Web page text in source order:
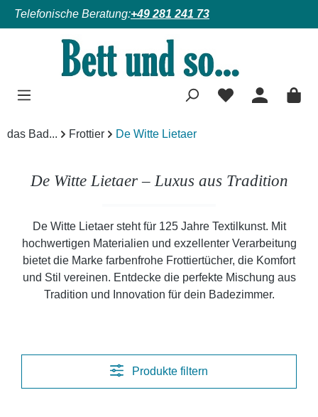
Zum Hauptinhalt springen
Telefonische Beratung:+49 281 241 73
das Bad... Frottier De Witte Lietaer
De Witte Lietaer – Luxus aus Tradition
De Witte Lietaer steht für 125 Jahre Textilkunst. Mit
hochwertigen Materialien und exzellenter Verarbeitung
bietet die Marke farbenfrohe Frottiertücher, die Komfort
und Stil vereinen. Entdecke die perfekte Mischung aus
Tradition und Innovation für dein Badezimmer.
Produkte filtern